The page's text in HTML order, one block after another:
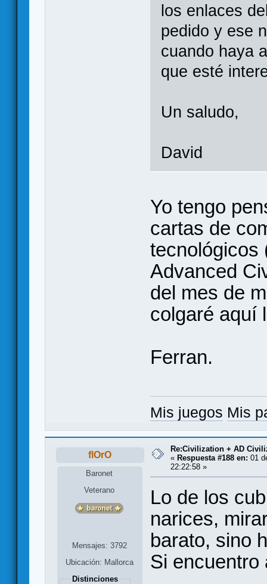
los enlaces
pedido y ese
cuando haya
que esté
Un saludo,
David
Yo tengo
cartas de
tecnológicos
Advanced
del mes de
colgaré aquí
Ferran.
Mis juegos Mis
flOrO
Baronet
Veterano
Mensajes: 3792
Ubicación: Mallorca
Distinciones
Re:Civilization + AD
« Respuesta #188 en: 01
22:22:58 »
Lo de los
narices,
barato, sino
Si encuentro